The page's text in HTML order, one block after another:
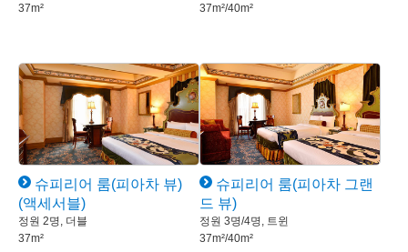
37m²
37m²/40m²
슈피리어 룸(피아차 뷰)
(액세서블)
정원 2명, 더블
37m²
슈피리어 룸(피아차 그랜
드 뷰)
정원 3명/4명, 트윈
37m²/40m²